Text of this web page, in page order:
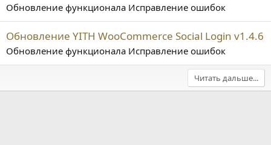
Обновление функционала Исправление ошибок
Обновление YITH WooCommerce Social Login v1.4.6
Обновление функционала Исправление ошибок
Читать дальше...